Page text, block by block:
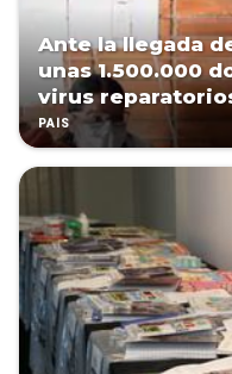
Ante la llegada
unas 1.500.000
virus
PAÍS